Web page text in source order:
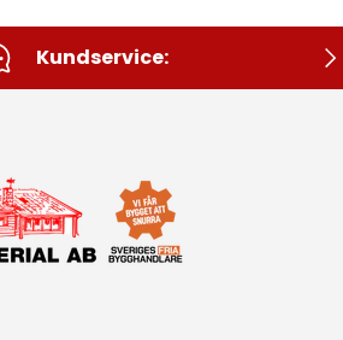
Kundservice: